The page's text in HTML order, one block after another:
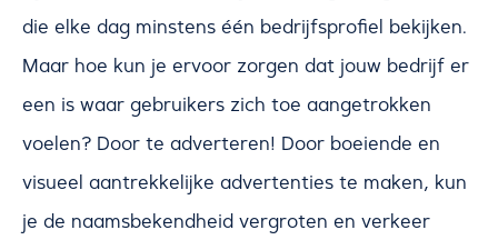
die elke dag minstens één bedrijfsprofiel bekijken.
Maar hoe kun je ervoor zorgen dat jouw bedrijf er
een is waar gebruikers zich toe aangetrokken
voelen? Door te adverteren! Door boeiende en
visueel aantrekkelijke advertenties te maken, kun
je de naamsbekendheid vergroten en verkeer